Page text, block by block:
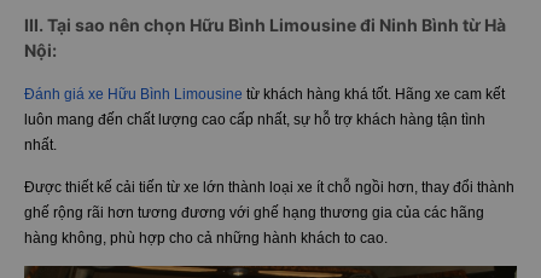
III. Tại sao nên chọn Hữu Bình Limousine đi Ninh Bình từ Hà
Nội:
Đánh giá xe Hữu Bình Limousine từ khách hàng khá tốt. Hãng xe cam kết
luôn mang đến chất lượng cao cấp nhất, sự hỗ trợ khách hàng tận tình
nhất.
Được thiết kế cải tiến từ xe lớn thành loại xe ít chỗ ngồi hơn, thay đổi thành
ghế rộng rãi hơn tương đương với ghế hạng thương gia của các hãng
hàng không, phù hợp cho cả những hành khách to cao.